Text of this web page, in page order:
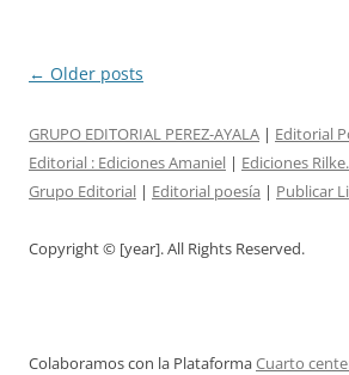
Post
← Older posts
GRUPO EDITORIAL PEREZ-AYALA | Editorial
Editorial : Ediciones Amaniel | Ediciones
Grupo Editorial | Editorial poesía | Publicar
Copyright © [year]. All Rights Reserved.
Colaboramos con la PlataformaCuarto